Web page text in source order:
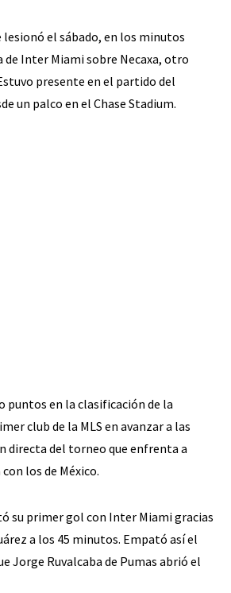
el sábado, en los minutos
de Inter Miami sobre Necaxa, otro
presente en el partido del
un palco en el Chase Stadium.
puntos en la clasificación de la
club de la MLS en avanzar a las
directa del torneo que enfrenta a
los de México.
su primer gol con Inter Miami gracias
a los 45 minutos. Empató así el
Jorge Ruvalcaba de Pumas abrió el